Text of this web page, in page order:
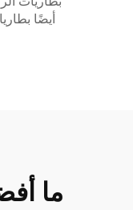
أيضًا
ما